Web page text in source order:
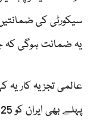
سیکورٹی کی ضمانتیں
یہ ضمانت ہوگی کہ
عالمی تجزیہ کار یہ